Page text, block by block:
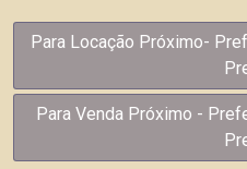
Para Locação Próximo-
Para Venda Próximo -